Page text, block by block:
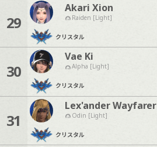
29
Akari Xion
Raiden [Light]
クリスタル
30
Vae Ki
Alpha [Light]
クリスタル
31
Lex'ander Wayfarer
Odin [Light]
クリスタル